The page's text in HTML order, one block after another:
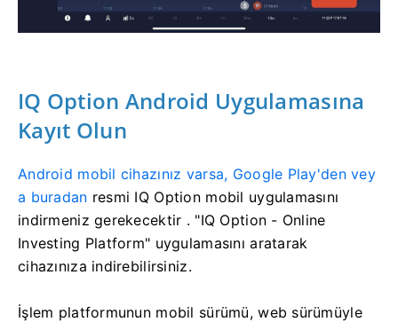
IQ Option Android Uygulamasına
Kayıt Olun
Android mobil cihazınız varsa, Google Play'den vey
a buradan resmi IQ Option mobil uygulamasını
indirmeniz gerekecektir . "IQ Option - Online
Investing Platform" uygulamasını aratarak
cihazınıza indirebilirsiniz.
İşlem platformunun mobil sürümü, web sürümüyle